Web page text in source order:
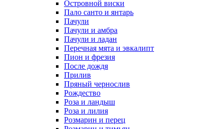
Островной виски
Пало санто и янтарь
Пачули
Пачули и амбра
Пачули и ладан
Перечная мята и эвкалипт
Пион и фрезия
После дождя
Прилив
Пряный чернослив
Рождество
Роза и ландыш
Роза и лилия
Розмарин и перец